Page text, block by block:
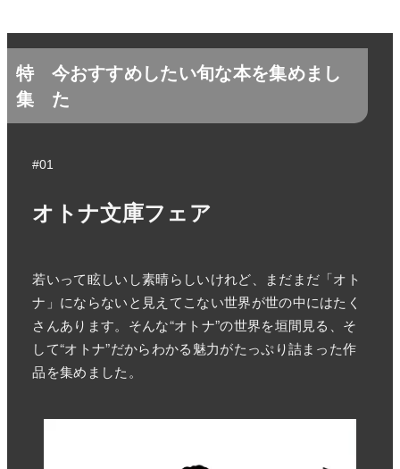
特
集
今おすすめしたい旬な本を集めまし
た
#01
オトナ文庫フェア
若いって眩しいし素晴らしいけれど、まだまだ「オト
ナ」にならないと見えてこない世界が世の中にはたく
さんあります。そんな“オトナ”の世界を垣間見る、そ
して“オトナ”だからわかる魅力がたっぷり詰まった作
品を集めました。